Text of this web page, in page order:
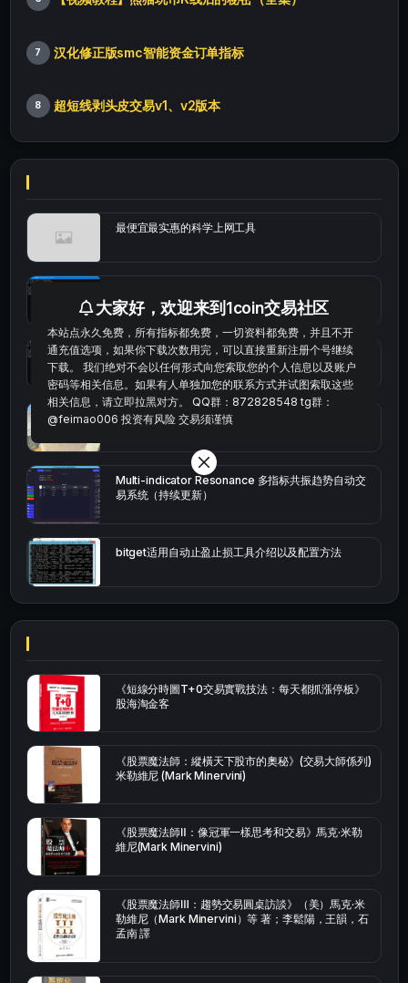
7 汉化修正版smc智能资金订单指标
8 超短线剥头皮交易v1、v2版本
最便宜最实惠的科学上网工具
okx的短线量化的免费版本
bybit安卓端
Multi-indicator Resonance 多指标共振趋势自动交
易系统（持续更新）
bitget适用自动止盈止损工具介绍以及配置方法
《短線分時圖T+0交易實戰技法：每天都抓漲停板》
股海淘金客
《股票魔法師：縱橫天下股市的奧秘》(交易大師係列)
米勒維尼 (Mark Minervini)
《股票魔法師Ⅱ：像冠軍一樣思考和交易》馬克·米勒
維尼(Mark Minervini)
《股票魔法師Ⅲ：趨勢交易圓桌訪談》（美）馬克·米
勒維尼（Mark Minervini）等 著；李鬆陽，王韻，石
孟南 譯
大家好，欢迎来到1coin交易社区
本站点永久免费，所有指标都免费，一切资料都免费，并且不开
通充值选项，如果你下载次数用完，可以直接重新注册个号继续
下载。 我们绝对不会以任何形式向您索取您的个人信息以及账户
密码等相关信息。如果有人单独加您的联系方式并试图索取这些
相关信息，请立即拉黑对方。 QQ群：872828548 tg群：
@feimao006 投资有风险 交易须谨慎